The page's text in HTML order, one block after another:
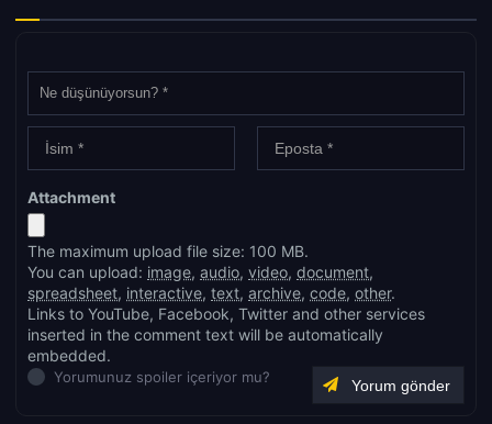
Attachment
The maximum upload file size: 100 MB.
You can upload: image, audio, video, document,
spreadsheet, interactive, text, archive, code, other.
Links to YouTube, Facebook, Twitter and other services
inserted in the comment text will be automatically
embedded.
Yorumunuz spoiler içeriyor mu?